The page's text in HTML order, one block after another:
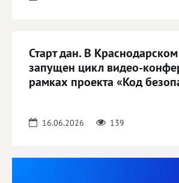
Старт дан. В
запущен цикл видео-
рамках проекта «Код
16.06.2026 139